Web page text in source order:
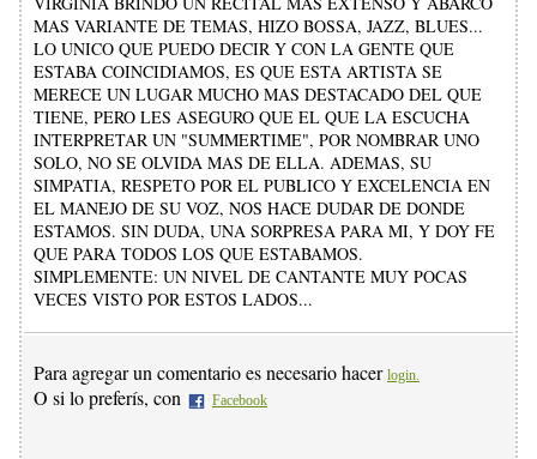
MAS VARIANTE DE TEMAS, HIZO BOSSA, JAZZ, BLUES...
LO UNICO QUE PUEDO DECIR Y CON LA GENTE QUE
ESTABA COINCIDIAMOS, ES QUE ESTA ARTISTA SE
MERECE UN LUGAR MUCHO MAS DESTACADO DEL QUE
TIENE, PERO LES ASEGURO QUE EL QUE LA ESCUCHA
INTERPRETAR UN "SUMMERTIME", POR NOMBRAR UNO
SOLO, NO SE OLVIDA MAS DE ELLA. ADEMAS, SU
SIMPATIA, RESPETO POR EL PUBLICO Y EXCELENCIA EN
EL MANEJO DE SU VOZ, NOS HACE DUDAR DE DONDE
ESTAMOS. SIN DUDA, UNA SORPRESA PARA MI, Y DOY FE
QUE PARA TODOS LOS QUE ESTABAMOS.
SIMPLEMENTE: UN NIVEL DE CANTANTE MUY POCAS
VECES VISTO POR ESTOS LADOS...
Para agregar un comentario es necesario hacer login.
O si lo preferís, con Facebook